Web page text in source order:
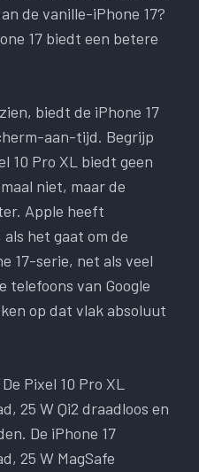
de vanille-iPhone 17?
17 biedt een betere
biedt de iPhone 17
aan-tijd. Begrijp
10 Pro XL biedt geen
niet, maar de
Apple heeft
het gaat om de
17-serie, net als veel
telefoons van Google
op dat vlak absoluut
Pixel 10 Pro XL
25 W Qi2 draadloos en
De iPhone 17
25 W MagSafe